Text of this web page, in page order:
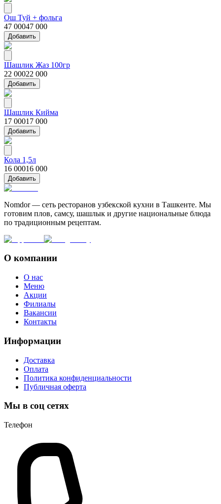
Ош Туй + фольга
47 00047 000
Добавить
Шашлик Жаз 100гр
22 00022 000
Добавить
Шашлик Кийма
17 00017 000
Добавить
Кола 1,5л
16 00016 000
Добавить
Nomdor — сеть ресторанов узбекской кухни в Ташкенте. Мы
готовим плов, самсу, шашлык и другие национальные блюда
по традиционным рецептам.
О компании
О нас
Меню
Акции
Филиалы
Вакансии
Контакты
Информации
Доставка
Оплата
Политика конфиденциальности
Публичная оферта
Мы в соц сетях
Телефон